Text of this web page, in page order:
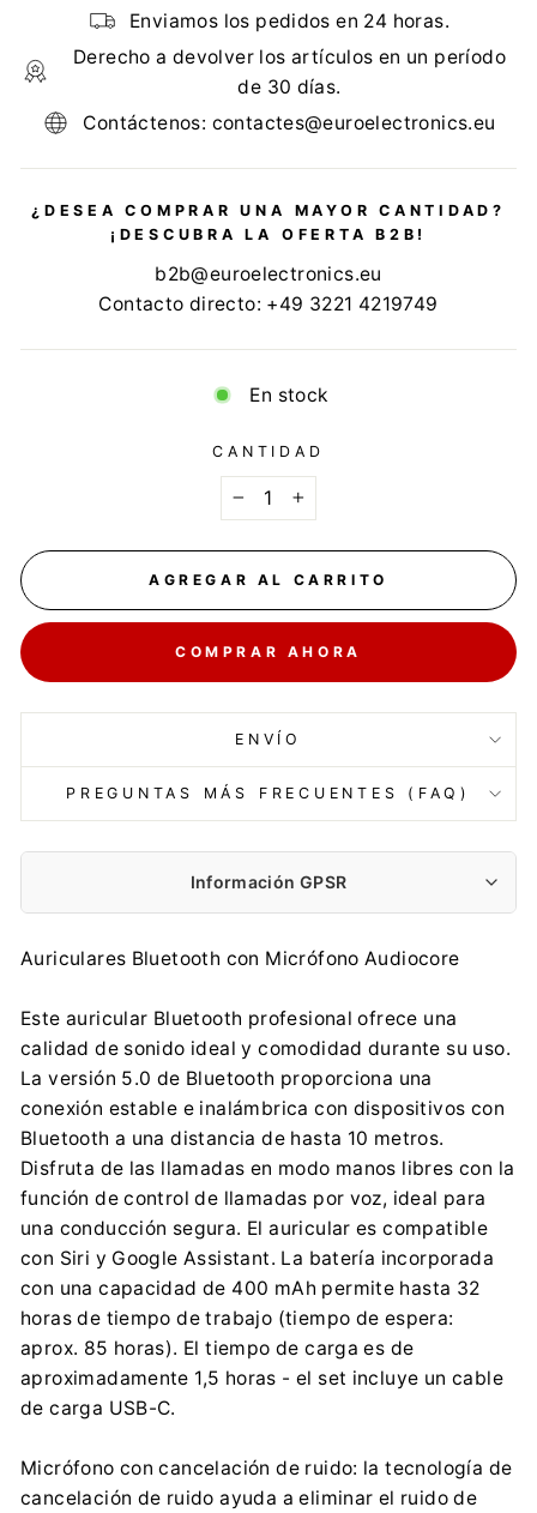
Enviamos los pedidos en 24 horas.
Derecho a devolver los artículos en un período
de 30 días.
Contáctenos: contactes@euroelectronics.eu
¿DESEA COMPRAR UNA MAYOR CANTIDAD?
¡DESCUBRA LA OFERTA B2B!
b2b@euroelectronics.eu
Contacto directo: +49 3221 4219749
En stock
CANTIDAD
+
AGREGAR AL CARRITO
COMPRAR AHORA
ENVÍO
PREGUNTAS MÁS FRECUENTES (FAQ)
Información GPSR
Fabricante:
Centrumelektroniki.EU Sp. z o.o.
contact@centrumelektroniki.pl
+48 32 284 72 22
Importador:
Centrumelektroniki.EU Sp. z o.o.
Korfantego 7, 42-600 Tarnowskie Góry
contact@centrumelektroniki.pl
+48 32 284 72 22
Auriculares Bluetooth con Micrófono Audiocore
Este auricular Bluetooth profesional ofrece una
calidad de sonido ideal y comodidad durante su uso.
La versión 5.0 de Bluetooth proporciona una
conexión estable e inalámbrica con dispositivos con
Bluetooth a una distancia de hasta 10 metros.
Disfruta de las llamadas en modo manos libres con la
función de control de llamadas por voz, ideal para
una conducción segura. El auricular es compatible
con Siri y Google Assistant. La batería incorporada
con una capacidad de 400 mAh permite hasta 32
horas de tiempo de trabajo (tiempo de espera:
aprox. 85 horas). El tiempo de carga es de
aproximadamente 1,5 horas - el set incluye un cable
de carga USB-C.
Micrófono con cancelación de ruido: la tecnología de
cancelación de ruido ayuda a eliminar el ruido de